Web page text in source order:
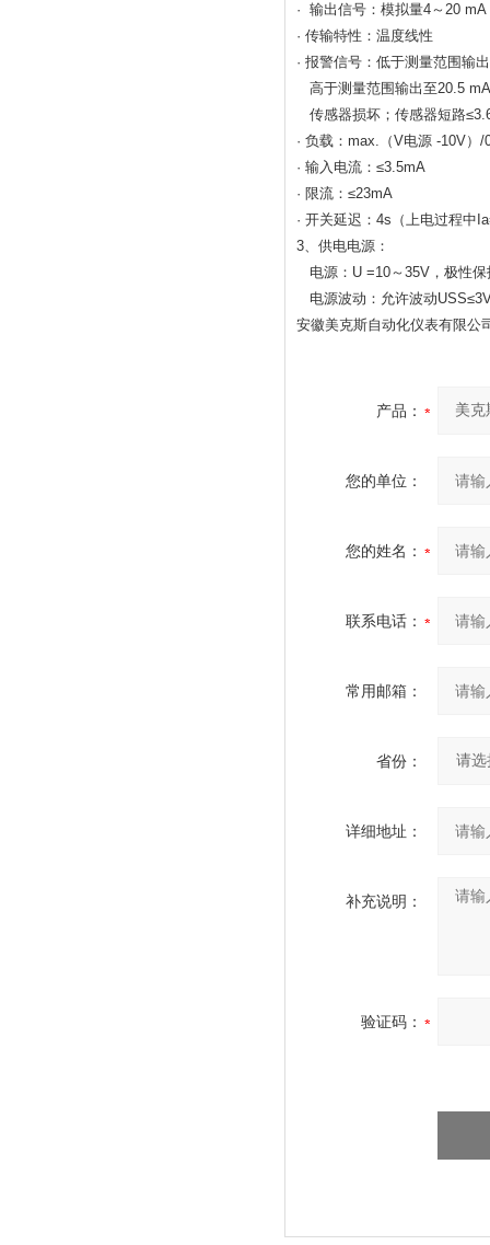
· 输出信号：模拟量4～20 mA
· 传输特性：温度线性
· 报警信号：低于测量范围输
高于测量范围输出至20.5 mA
传感器损坏；传感器短路
· 负载：max.（V电源 -10V）
· 输入电流：≤3.5mA
· 限流：≤23mA
· 开关延迟：4s（上电过程中
3、供电电源：
电源：U =10～35V，极性保
电源波动：允许波动
安徽美克斯自动化仪表有限公
产品：
您的单位：
您的姓名：
联系电话：
常用邮箱：
省份：
详细地址：
补充说明：
验证码：